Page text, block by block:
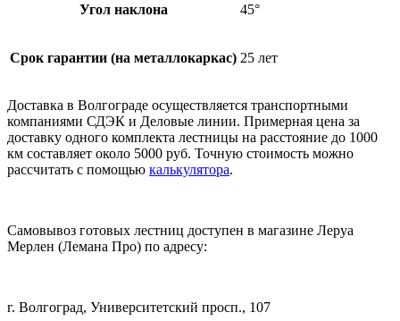
Угол наклона 45°
Срок гарантии (на металлокаркас) 25 лет
Доставка в Волгограде осуществляется транспортными
компаниями СДЭК и Деловые линии. Примерная цена за
доставку одного комплекта лестницы на расстояние до 1000
км составляет около 5000 руб. Точную стоимость можно
рассчитать с помощью калькулятора.
Самовывоз готовых лестниц доступен в магазине Леруа
Мерлен (Лемана Про) по адресу:
г. Волгоград, Университетский просп., 107